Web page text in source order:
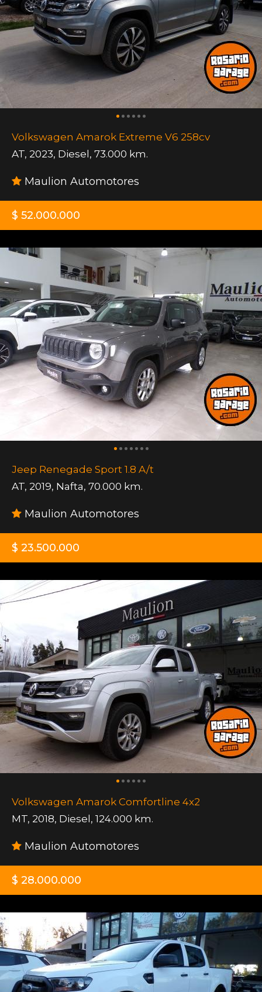
Volkswagen Amarok Extreme V6 258cv
AT, 2023, Diesel, 73.000 km.
Maulion Automotores
$ 52.000.000
Jeep Renegade Sport 1.8 A/t
AT, 2019, Nafta, 70.000 km.
Maulion Automotores
$ 23.500.000
Volkswagen Amarok Comfortline 4x2
MT, 2018, Diesel, 124.000 km.
Maulion Automotores
$ 28.000.000